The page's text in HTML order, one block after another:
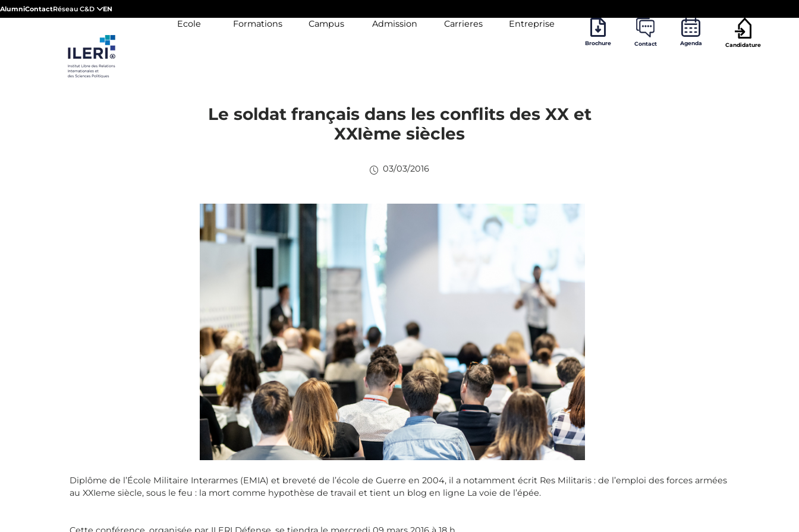
AlumniContactRéseau C&D EN
Ecole Formations Campus Admission Carrieres Entreprise
Brochure Contact Agenda Candidature
Le soldat français dans les conflits des XX et
XXIème siècles
03/03/2016
Diplôme de l’École Militaire Interarmes (EMIA) et breveté de l’école de Guerre en 2004, il a notamment écrit Res Militaris : de l’emploi des forces armées
au XXIeme siècle, sous le feu : la mort comme hypothèse de travail et tient un blog en ligne La voie de l’épée.